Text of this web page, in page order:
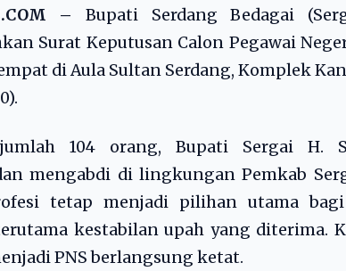
– Bupati Serdang Bedagai
Surat Keputusan Calon Pegawai
di Aula Sultan Serdang, Komplek
104 orang, Bupati Sergai H.
mengabdi di lingkungan Pemkab
tetap menjadi pilihan utama bagi
kestabilan upah yang diterima.
PNS berlangsung ketat.